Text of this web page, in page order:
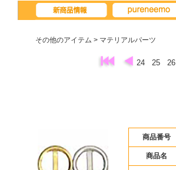
その他のアイテム > マテリアルパーツ
24 25 26
商品番号
商品名